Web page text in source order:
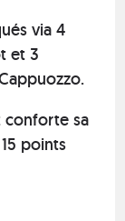
via 4
et 3
conforte sa
points